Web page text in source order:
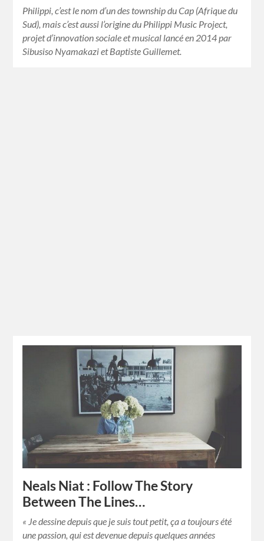
Philippi, c’est le nom d’un des township du Cap (Afrique du
Sud), mais c’est aussi l’origine du Philippi Music Project,
projet d’innovation sociale et musical lancé en 2014 par
Sibusiso Nyamakazi et Baptiste Guillemet.
Neals Niat : Follow The Story
Between The Lines…
« Je dessine depuis que je suis tout petit, ça a toujours été
une passion, qui est devenue depuis quelques années